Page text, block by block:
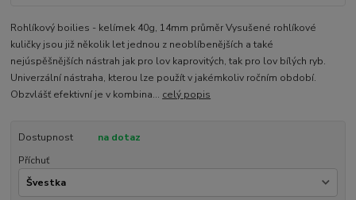
Rohlíkový boilies - kelímek 40g, 14mm průměr Vysušené rohlíkové
kuličky jsou již několik let jednou z neoblíbenějších a také
nejúspěšnějších nástrah jak pro lov kaprovitých, tak pro lov bílých ryb.
Univerzální nástraha, kterou lze použít v jakémkoliv ročním období.
Obzvlášť efektivní je v kombina... celý popis
Dostupnost
na dotaz
Příchuť